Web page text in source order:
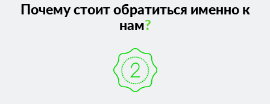
Почему стоит обратиться именно к
нам?